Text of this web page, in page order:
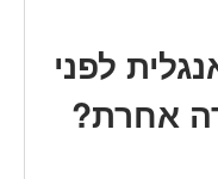
לפני
אחרת?